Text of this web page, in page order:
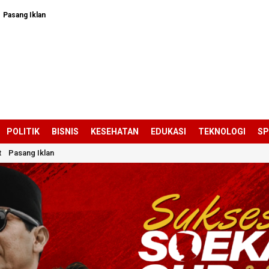
Pasang Iklan
POLITIK BISNIS KESEHATAN EDUKASI TEKNOLOGI
Pasang Iklan